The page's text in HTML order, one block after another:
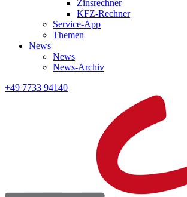
Zinsrechner
KFZ-Rechner
Service-App
Themen
News
News
News-Archiv
+49 7733 94140